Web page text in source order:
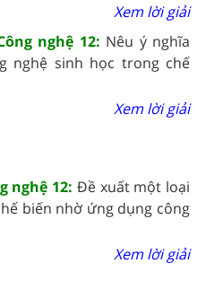
Xem lời giải
nghệ 12: Nêu ý nghĩa
nghệ sinh học trong chế
Xem lời giải
nghệ 12: Đề xuất một loại
biến nhờ ứng dụng công
Xem lời giải